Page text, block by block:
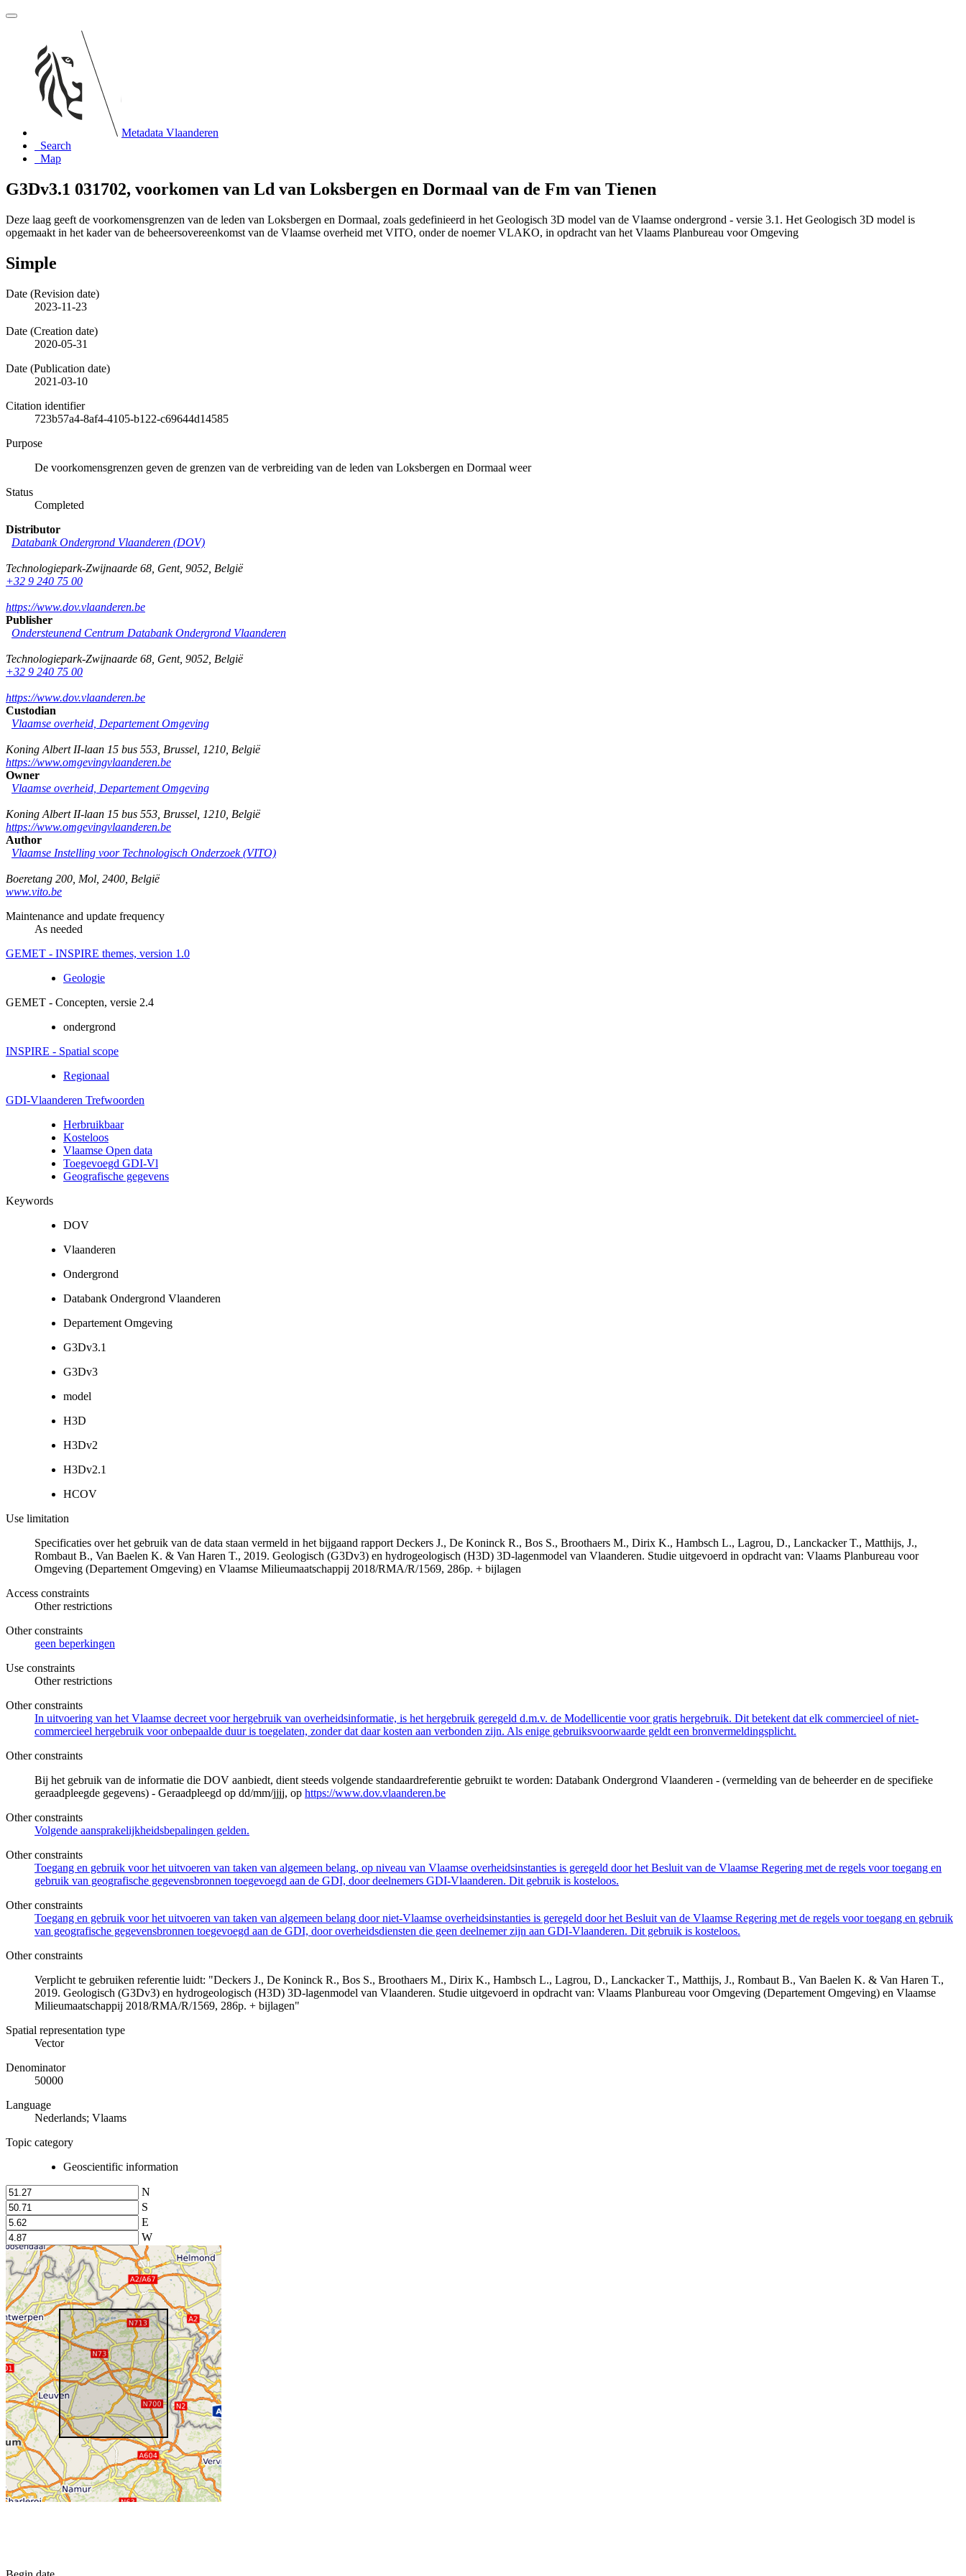
Metadata Vlaanderen
Search
Map
G3Dv3.1 031702, voorkomen van Ld van Loksbergen en Dormaal van de Fm van Tienen
Deze laag geeft de voorkomensgrenzen van de leden van Loksbergen en Dormaal, zoals gedefinieerd in het Geologisch 3D model van de Vlaamse ondergrond - versie 3.1. Het Geologisch 3D model is
opgemaakt in het kader van de beheersovereenkomst van de Vlaamse overheid met VITO, onder de noemer VLAKO, in opdracht van het Vlaams Planbureau voor Omgeving
Simple
Date (Revision date)
2023-11-23
Date (Creation date)
2020-05-31
Date (Publication date)
2021-03-10
Citation identifier
723b57a4-8af4-4105-b122-c69644d14585
Purpose
De voorkomensgrenzen geven de grenzen van de verbreiding van de leden van Loksbergen en Dormaal weer
Status
Completed
Distributor
Databank Ondergrond Vlaanderen (DOV)
Technologiepark-Zwijnaarde 68 Gent, 9052 België
+32 9 240 75 00
https://www.dov.vlaanderen.be
Publisher
Ondersteunend Centrum Databank Ondergrond Vlaanderen
Technologiepark-Zwijnaarde 68 Gent, 9052 België
+32 9 240 75 00
https://www.dov.vlaanderen.be
Custodian
Vlaamse overheid, Departement Omgeving
Koning Albert II-laan 15 bus 553 Brussel 1210 België
https://www.omgevingvlaanderen.be
Owner
Vlaamse overheid, Departement Omgeving
Koning Albert II-laan 15 bus 553 Brussel 1210 België
https://www.omgevingvlaanderen.be
Author
Vlaamse Instelling voor Technologisch Onderzoek (VITO)
Boeretang 200 Mol 2400 België
www.vito.be
Maintenance and update frequency
As needed
GEMET - INSPIRE themes, version 1.0
Geologie
GEMET - Concepten, versie 2.4
ondergrond
INSPIRE - Spatial scope
Regionaal
GDI-Vlaanderen Trefwoorden
Herbruikbaar
Kosteloos
Vlaamse Open data
Toegevoegd GDI-Vl
Geografische gegevens
Keywords
DOV
Vlaanderen
Ondergrond
Databank Ondergrond Vlaanderen
Departement Omgeving
G3Dv3.1
G3Dv3
model
H3D
H3Dv2
H3Dv2.1
HCOV
Use limitation
Specificaties over het gebruik van de data staan vermeld in het bijgaand rapport Deckers J., De Koninck R., Bos S., Broothaers M., Dirix K., Hambsch L., Lagrou, D., Lanckacker T., Matthijs, J.,
Rombaut B., Van Baelen K. & Van Haren T., 2019. Geologisch (G3Dv3) en hydrogeologisch (H3D) 3D-lagenmodel van Vlaanderen. Studie uitgevoerd in opdracht van: Vlaams Planbureau voor
Omgeving (Departement Omgeving) en Vlaamse Milieumaatschappij 2018/RMA/R/1569, 286p. + bijlagen
Access constraints
Other restrictions
Other constraints
geen beperkingen
Use constraints
Other restrictions
Other constraints
In uitvoering van het Vlaamse decreet voor hergebruik van overheidsinformatie, is het hergebruik geregeld d.m.v. de Modellicentie voor gratis hergebruik. Dit betekent dat elk commercieel of niet-
commercieel hergebruik voor onbepaalde duur is toegelaten, zonder dat daar kosten aan verbonden zijn. Als enige gebruiksvoorwaarde geldt een bronvermeldingsplicht.
Other constraints
Bij het gebruik van de informatie die DOV aanbiedt, dient steeds volgende standaardreferentie gebruikt te worden: Databank Ondergrond Vlaanderen - (vermelding van de beheerder en de specifieke
geraadpleegde gegevens) - Geraadpleegd op dd/mm/jjjj, op https://www.dov.vlaanderen.be
Other constraints
Volgende aansprakelijkheidsbepalingen gelden.
Other constraints
Toegang en gebruik voor het uitvoeren van taken van algemeen belang, op niveau van Vlaamse overheidsinstanties is geregeld door het Besluit van de Vlaamse Regering met de regels voor toegang en
gebruik van geografische gegevensbronnen toegevoegd aan de GDI, door deelnemers GDI-Vlaanderen. Dit gebruik is kosteloos.
Other constraints
Toegang en gebruik voor het uitvoeren van taken van algemeen belang door niet-Vlaamse overheidsinstanties is geregeld door het Besluit van de Vlaamse Regering met de regels voor toegang en gebruik
van geografische gegevensbronnen toegevoegd aan de GDI, door overheidsdiensten die geen deelnemer zijn aan GDI-Vlaanderen. Dit gebruik is kosteloos.
Other constraints
Verplicht te gebruiken referentie luidt: "Deckers J., De Koninck R., Bos S., Broothaers M., Dirix K., Hambsch L., Lagrou, D., Lanckacker T., Matthijs, J., Rombaut B., Van Baelen K. & Van Haren T.,
2019. Geologisch (G3Dv3) en hydrogeologisch (H3D) 3D-lagenmodel van Vlaanderen. Studie uitgevoerd in opdracht van: Vlaams Planbureau voor Omgeving (Departement Omgeving) en Vlaamse
Milieumaatschappij 2018/RMA/R/1569, 286p. + bijlagen"
Spatial representation type
Vector
Denominator
50000
Language
Nederlands; Vlaams
Topic category
Geoscientific information
N
S
E
W